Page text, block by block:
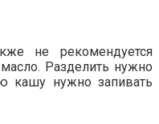
не рекомендуется
Разделить нужно
кашу нужно запивать